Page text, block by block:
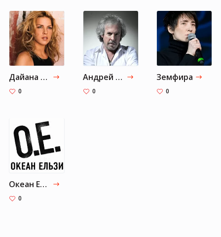
Дайана Кролл
0
Андрей Макаревич
0
Земфира
0
Океан Ельзи
0